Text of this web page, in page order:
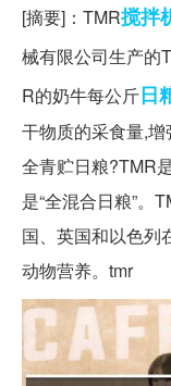
[摘要]：TMR搅拌
械有限公司生产的
R的奶牛每公斤日
干物质的采食量,
全青贮日粮?TMR
是“全混合日粮”。
国、英国和以色列
动物营养。tmr